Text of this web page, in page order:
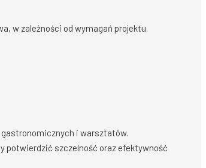
w zależności od wymagań projektu.
gastronomicznych i warsztatów.
potwierdzić szczelność oraz efektywność